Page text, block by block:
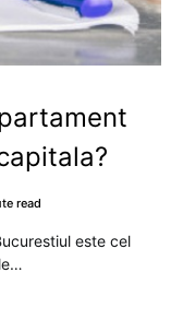
read
este cel